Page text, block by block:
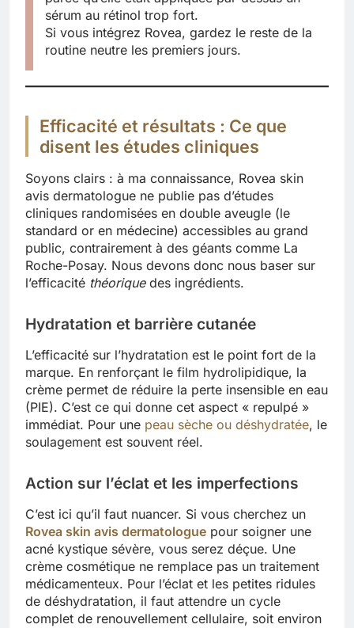
sérum au rétinol trop fort.
Si vous intégrez Rovea, gardez le reste de la
routine neutre les premiers jours.
Efficacité et résultats : Ce que
disent les études cliniques
Soyons clairs : à ma connaissance, Rovea skin
avis dermatologue ne publie pas d’études
cliniques randomisées en double aveugle (le
standard or en médecine) accessibles au grand
public, contrairement à des géants comme La
Roche-Posay. Nous devons donc nous baser sur
l’efficacité théoriquedes ingrédients.
Hydratation et barrière cutanée
L’efficacité sur l’hydratation est le point fort de la
marque. En renforçant le film hydrolipidique, la
crème permet de réduire la perte insensible en eau
(PIE). C’est ce qui donne cet aspect « repulpé »
immédiat. Pour une peau sèche ou déshydratée, le
soulagement est souvent réel.
Action sur l’éclat et les imperfections
C’est ici qu’il faut nuancer. Si vous cherchez un
Rovea skin avis dermatologue pour soigner une
acné kystique sévère, vous serez déçue. Une
crème cosmétique ne remplace pas un traitement
médicamenteux. Pour l’éclat et les petites ridules
de déshydratation, il faut attendre un cycle
complet de renouvellement cellulaire, soit environ